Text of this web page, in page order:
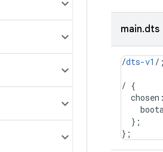
main.dts
/dts-v1 /;
/ {
chosen :
} ;
} ;